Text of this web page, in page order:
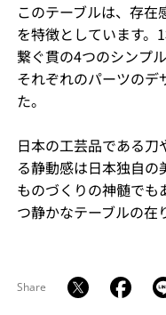
このテーブルは、存
を特徴としています。
繋ぐ貫の4つのシンプ
それぞれのパーツのデ
た。
日本の工芸品である
る静動感は日本独自
ものづくりの神髄でも
つ静かなテーブルの在
Share